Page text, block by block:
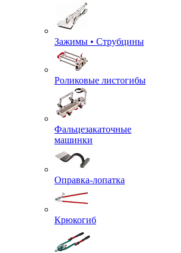
Зажимы • Струбцины
Роликовые листогибы
Фальцезакаточные
машинки
Оправка-лопатка
Крюкогиб